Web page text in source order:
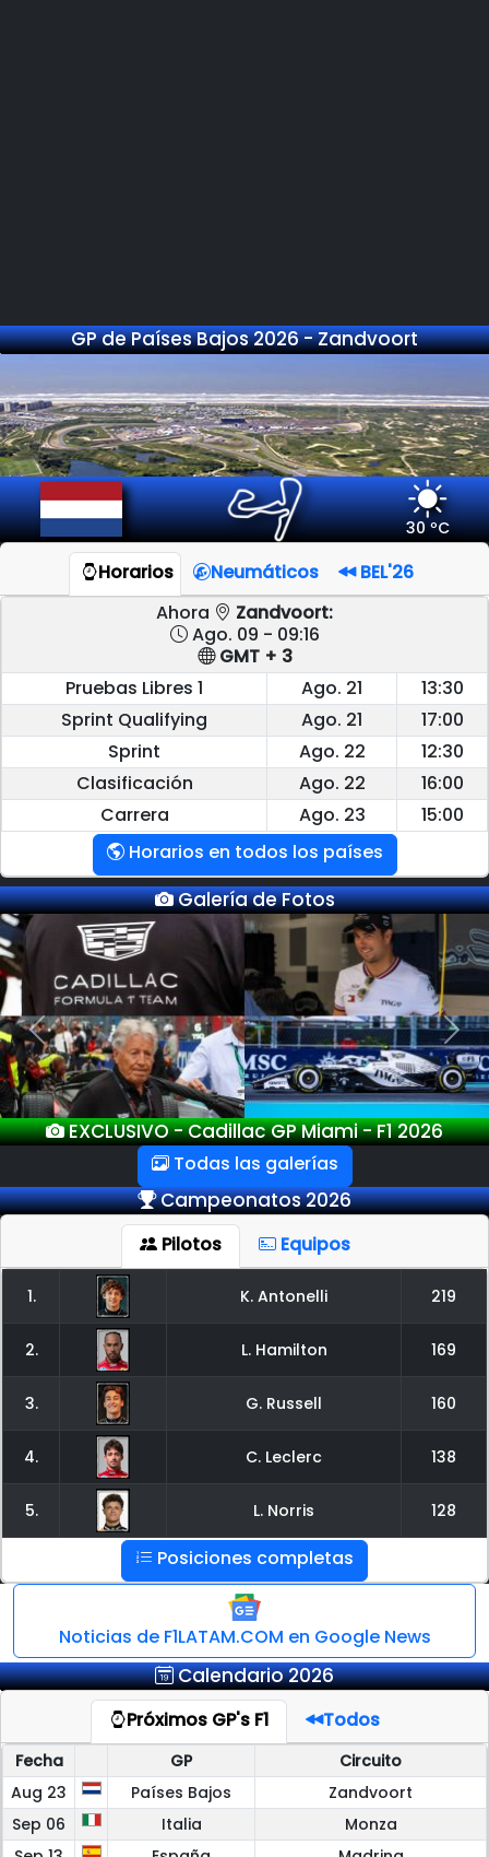
GP de Países Bajos 2026 - Zandvoort
30 ºC
Horarios Neumáticos
BEL'26
Ahora
Zandvoort:
Ago. 09 - 09:16
GMT + 3
Pruebas Libres 1
Ago. 21
13:30
Sprint Qualifying
Ago. 21
17:00
Sprint
Ago. 22
12:30
Clasificación
Ago. 22
16:00
Carrera
Ago. 23
15:00
Horarios en todos los países
Galería de Fotos
EXCLUSIVO - GP Miami - F1 2026
Previous Next
Todas las galerías
Campeonatos 2026
Pilotos Equipos
1. K. Antonelli 219
2. L. Hamilton 169
3. G. Russell 160
4. C. Leclerc 138
5. L. Norris 128
Posiciones completas
Noticias de F1LATAM.COM en Google News
Calendario 2026
Próximos GP's F1 Todos
Fecha GP
Circuito
Aug 23
Países Bajos
Zandvoort
Sep 06
Italia
Monza